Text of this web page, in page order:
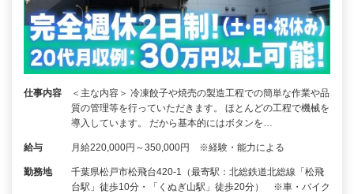
仕事内容
＜主な内容＞ 冷凍餃子や焼売の製造工程での簡単な作業や品
質の管理等を行っていただきます。 ほとんどの工程で機械を
導入しています。 だから基本的にはボタンを…
給与 月給220,000円～350,000円 ※経験・能力による
勤務地
千葉県松戸市松飛台420-1（最寄駅：北総鉄道北総線「松飛
台駅」徒歩10分・「くぬぎ山駅」徒歩20分） ※車・バイク